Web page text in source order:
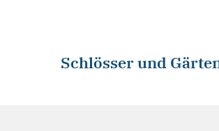
Schlösser und